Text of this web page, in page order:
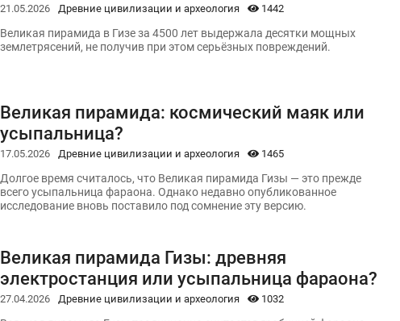
21.05.2026 Древние цивилизации и археология 1442
Великая пирамида в Гизе за 4500 лет выдержала десятки мощных
землетрясений, не получив при этом серьёзных повреждений.
Великая пирамида: космический маяк или
усыпальница?
17.05.2026 Древние цивилизации и археология 1465
Долгое время считалось, что Великая пирамида Гизы — это прежде
всего усыпальница фараона. Однако недавно опубликованное
исследование вновь поставило под сомнение эту версию.
Великая пирамида Гизы: древняя
электростанция или усыпальница фараона?
27.04.2026 Древние цивилизации и археология 1032